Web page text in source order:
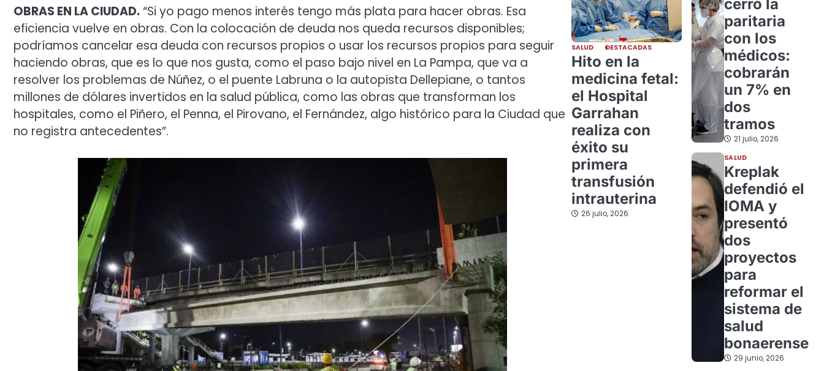
OBRAS EN LA CIUDAD.“Si yo pago menos interés tengo más plata para hacer obras. Esa
eficiencia vuelve en obras. Con la colocación de deuda nos queda recursos disponibles;
podríamos cancelar esa deuda con recursos propios o usar los recursos propios para seguir
haciendo obras, que es lo que nos gusta, como el paso bajo nivel en La Pampa, que va a
resolver los problemas de Núñez, o el puente Labruna o la autopista Dellepiane, o tantos
millones de dólares invertidos en la salud pública, como las obras que transforman los
hospitales, como el Piñero, el Penna, el Pirovano, el Fernández, algo histórico para la Ciudad que
no registra antecedentes”.
SALUD DESTACADAS
Hito en la
medicina fetal:
el Hospital
Garrahan
realiza con
éxito su
primera
transfusión
intrauterina
26 julio, 2026
cerró la
paritaria
con los
médicos:
cobrarán
un 7% en
dos
tramos
21 julio, 2026
SALUD
Kreplak
defendió el
IOMA y
presentó
dos
proyectos
para
reformar el
sistema de
salud
bonaerense
29 junio, 2026